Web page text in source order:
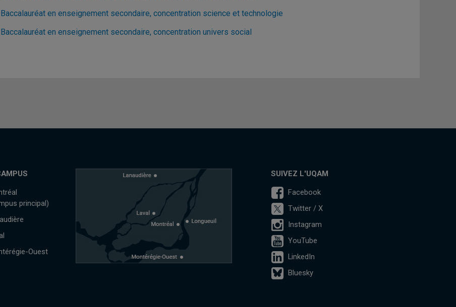
Baccalauréat en enseignement secondaire, concentration science et technologie
Baccalauréat en enseignement secondaire, concentration univers social
principal)
Ouest
SUIVEZ L'UQAM
Facebook
Twitter / X
Instagram
YouTube
LinkedIn
Bluesky